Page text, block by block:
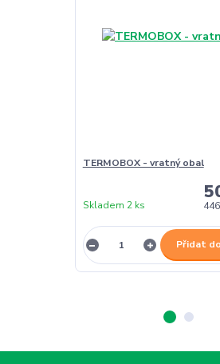
TERMOBOX - vratný obal
Skladem 2 ks
Přidat